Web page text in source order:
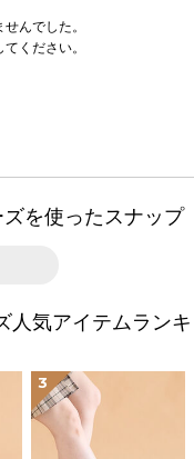
んでした。
ください。
を使ったスナップ
人気アイテムランキ
3